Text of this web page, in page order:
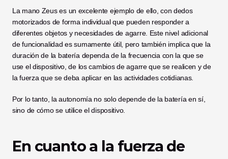
La mano Zeus es un excelente ejemplo de ello, con dedos
motorizados de forma individual que pueden responder a
diferentes objetos y necesidades de agarre. Este nivel adicional
de funcionalidad es sumamente útil, pero también implica que la
duración de la batería dependa de la frecuencia con la que se
use el dispositivo, de los cambios de agarre que se realicen y de
la fuerza que se deba aplicar en las actividades cotidianas.
Por lo tanto, la autonomía no solo depende de la batería en sí,
sino de cómo se utilice el dispositivo.
En cuanto a la fuerza de